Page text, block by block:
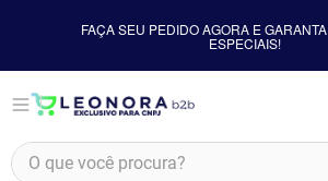
FAÇA SEU PEDIDO AGORA E
ESPECIAIS!
O que você procura?